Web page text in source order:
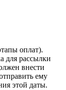
оплат).
для рассылки
внести
ему
этой даты.